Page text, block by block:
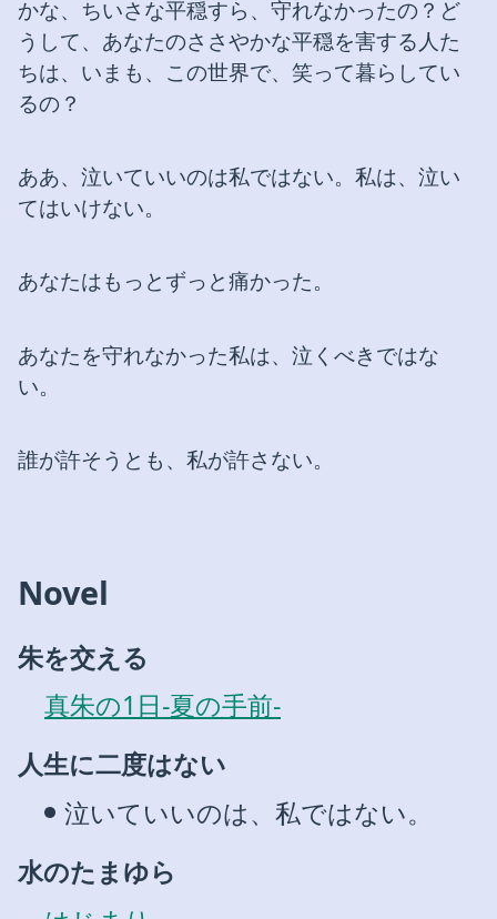
かな、ちいさな平穏すら、守れなかったの？ど
うして、あなたのささやかな平穏を害する人た
ちは、いまも、この世界で、笑って暮らしてい
るの？
ああ、泣いていいのは私ではない。私は、泣い
てはいけない。
あなたはもっとずっと痛かった。
あなたを守れなかった私は、泣くべきではな
い。
誰が許そうとも、私が許さない。
Novel
朱を交える
真朱の1日-夏の手前-
人生に二度はない
泣いていいのは、私ではない。
水のたまゆら